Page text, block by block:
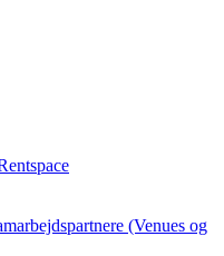
(Venues og